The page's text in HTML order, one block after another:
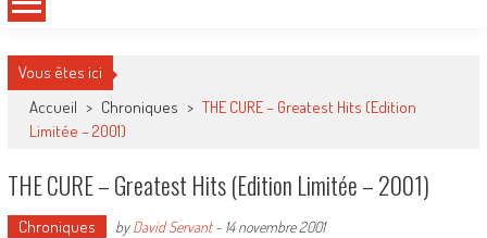
Vous êtes ici
Accueil > Chroniques > THE CURE – Greatest Hits (Edition
Limitée – 2001)
THE CURE – Greatest Hits (Edition Limitée – 2001)
Chroniques byDavid Servant- 14 novembre 2001